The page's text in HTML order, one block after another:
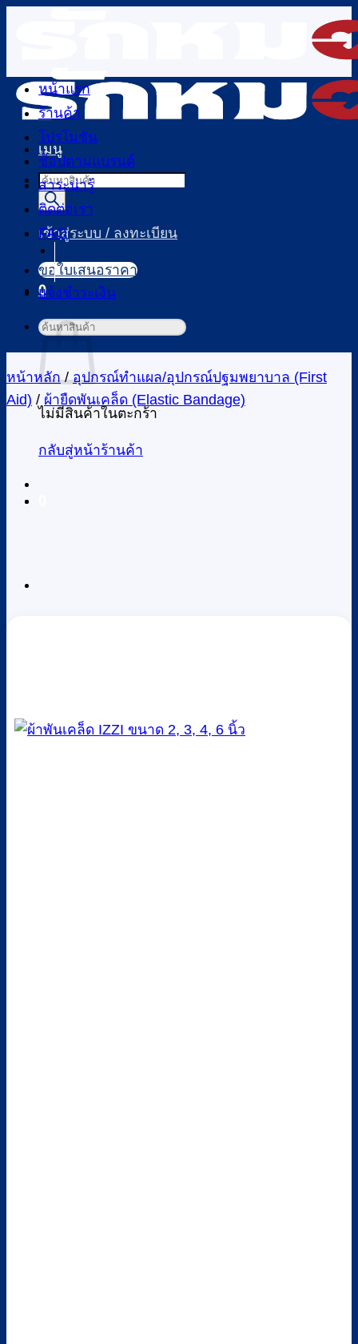
เนื้อหา
เมนู
Products
search
เข้าสู่ระบบ / ลงทะเบียน
0
ไม่มีสินค้าในตะกร้า
กลับสู่หน้าร้านค้า
หน้าแรก
ร้านค้า
โปรโมชัน
ช้อปตามแบรนด์
สาระน่ารู้
ติดต่อเรา
FAQ
ขอใบเสนอราคา
แจ้งชำระเงิน
ค้นหา:
หน้าหลัก / อุปกรณ์ทำแผล/อุปกรณ์ปฐมพยาบาล (First
Aid) / ผ้ายืดพันเคล็ด (Elastic Bandage)